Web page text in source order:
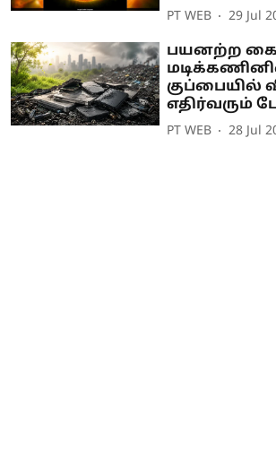
PT WEB 29 Jul
பயனற்ற
குப்பையில்
எதிர்வரும்
PT WEB 28 Jul